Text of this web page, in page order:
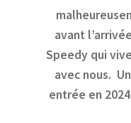
avant
Speedy qui
avec nous.
entrée en